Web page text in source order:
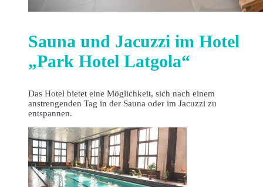
Sauna und Jacuzzi im Hotel
„Park Hotel Latgola“
Das Hotel bietet eine Möglichkeit, sich nach einem
anstrengenden Tag in der Sauna oder im Jacuzzi zu
entspannen.